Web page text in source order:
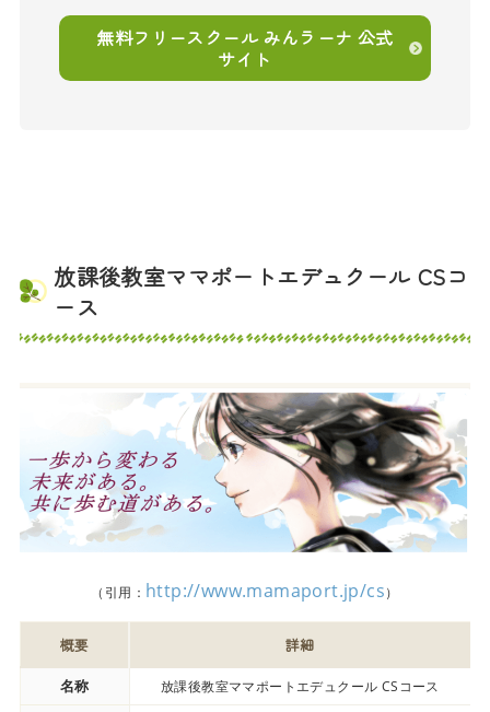
無料フリースクール みんラーナ 公式
サイト
放課後教室ママポートエデュクール CSコ
ース
（引用： http://www.mamaport.jp/cs）
概要 詳細
名称 放課後教室ママポートエデュクール CSコース